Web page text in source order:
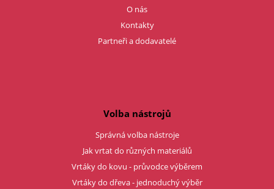
O nás
Kontakty
Partneři a dodavatelé
Volba nástrojů
Správná volba nástroje
Jak vrtat do různých materiálů
Vrtáky do kovu - průvodce výběrem
Vrtáky do dřeva - jednoduchý výběr